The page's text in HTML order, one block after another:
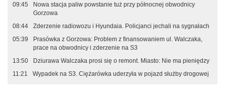
09:45
Nowa stacja paliw powstanie tuż przy północnej obwodnicy
Gorzowa
08:44
Zderzenie radiowozu i Hyundaia. Policjanci jechali na sygnałach
05:39
Prasówka z Gorzowa: Problem z finansowaniem ul. Walczaka,
prace na obwodnicy i zderzenie na S3
13:50
Dziurawa Walczaka prosi się o remont. Miasto: Nie ma pieniędzy
11:21
Wypadek na S3. Ciężarówka uderzyła w pojazd służby drogowej